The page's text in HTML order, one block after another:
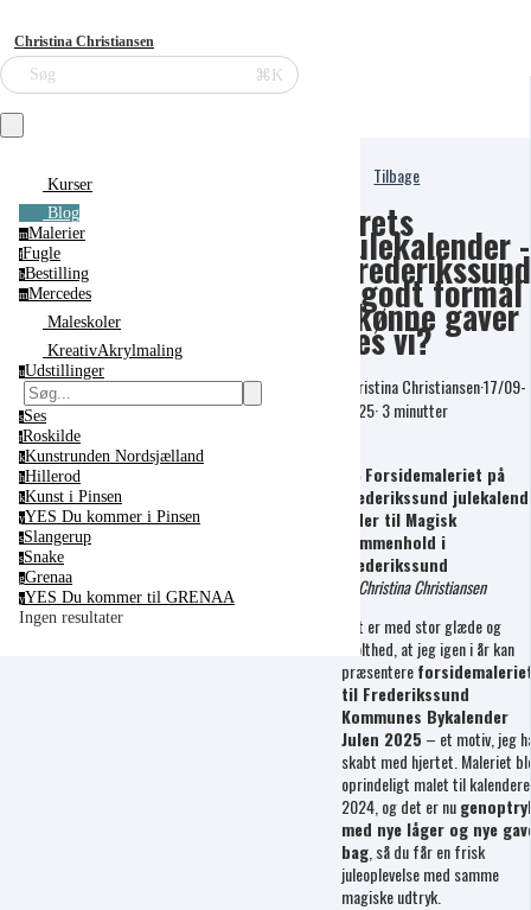
Christina Christiansen
Søg ⌘K
Kurser
Blog
mMalerier
fFugle
bBestilling
mMercedes
Maleskoler
KreativAkrylmaling
uUdstillinger
sSes
rRoskilde
kKunstrunden Nordsjælland
hHillerod
kKunst i Pinsen
yYES Du kommer i Pinsen
sSlangerup
sSnake
gGrenaa
yYES Du kommer til GRENAA
Ingen resultater
Tilbage
Årets
Julekalender -
Frederikssund
- godt formål
skønne gaver
ses vi?
Christina Christiansen·17/09-
2025·3 minutter
🎨Forsidemaleriet på
Frederikssund
leder til Magisk
Sammenhold i
Frederikssund
Af Christina Christiansen
Det er med stor glæde og
stolthed, at jeg igen i år kan
præsentere
til Frederikssund
Kommunes Bykalender
Julen 2025 – et motiv, jeg
skabt med hjertet. Maleriet
oprindeligt malet til
2024, og det er nu
med nye låger og nye
bag , så du får en frisk
juleoplevelse med samme
magiske udtryk.